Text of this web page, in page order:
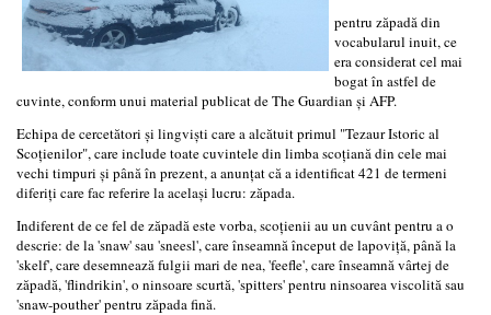
pentru zăpadă din
vocabularul inuit, ce
era considerat cel mai
bogat în astfel de
cuvinte, conform unui material publicat de The Guardian şi AFP.
Echipa de cercetători şi lingvişti care a alcătuit primul "Tezaur Istoric al
Scoţienilor", care include toate cuvintele din limba scoţiană din cele mai
vechi timpuri şi până în prezent, a anunţat că a identificat 421 de termeni
diferiţi care fac referire la acelaşi lucru: zăpada.
Indiferent de ce fel de zăpadă este vorba, scoţienii au un cuvânt pentru a o
descrie: de la 'snaw' sau 'sneesl', care înseamnă început de lapoviţă, până la
'skelf', care desemnează fulgii mari de nea, 'feefle', care înseamnă vârtej de
zăpadă, 'flindrikin', o ninsoare scurtă, 'spitters' pentru ninsoarea viscolită sau
'snaw-pouther' pentru zăpada fină.